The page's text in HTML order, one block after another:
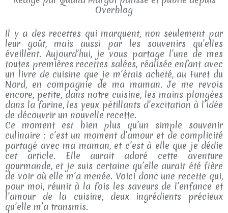
Overblog
Il y a des recettes qui marquent, non seulement par
leur goût, mais aussi par les souvenirs qu’elles
éveillent. Aujourd’hui, je vous partage l’une de mes
toutes premières recettes salées, réalisée enfant avec
un livre de cuisine que je m’étais acheté, au Furet du
Nord, en compagnie de ma maman. Je me revois
encore, petite, dans notre cuisine, les mains plongées
dans la farine, les yeux pétillants d’excitation à l’idée
de découvrir un nouvelle recette.
Ce moment est bien plus qu’un simple souvenir
culinaire : c’est un moment d’amour et de complicité
partagé avec ma maman, et c’est à elle que je dédie
cet article. Elle aurait adoré cette aventure
gourmande, et je suis certaine qu’elle aurait été fière
de voir où elle m’a menée. Voici donc une recette qui,
pour moi, réunit à la fois les saveurs de l’enfance et
l’amour de la cuisine, deux ingrédients précieux
qu’elle m’a transmis.